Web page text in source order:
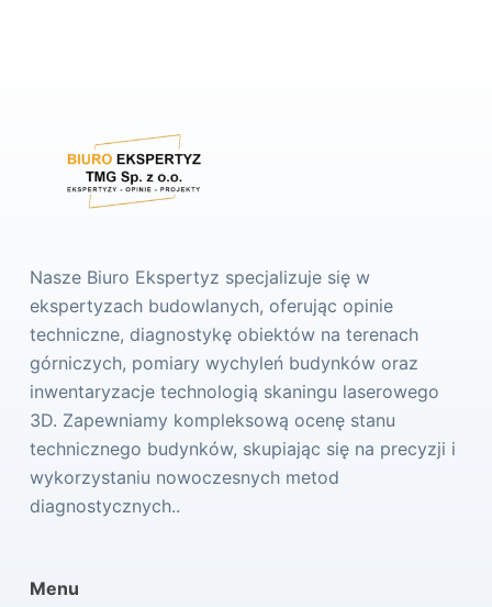
Nasze Biuro Ekspertyz specjalizuje się w
ekspertyzach budowlanych, oferując opinie
techniczne, diagnostykę obiektów na terenach
górniczych, pomiary wychyleń budynków oraz
inwentaryzacje technologią skaningu laserowego
3D. Zapewniamy kompleksową ocenę stanu
technicznego budynków, skupiając się na precyzji i
wykorzystaniu nowoczesnych metod
diagnostycznych..
Menu